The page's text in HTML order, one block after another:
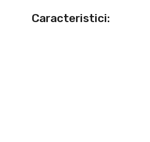
Caracteristici: